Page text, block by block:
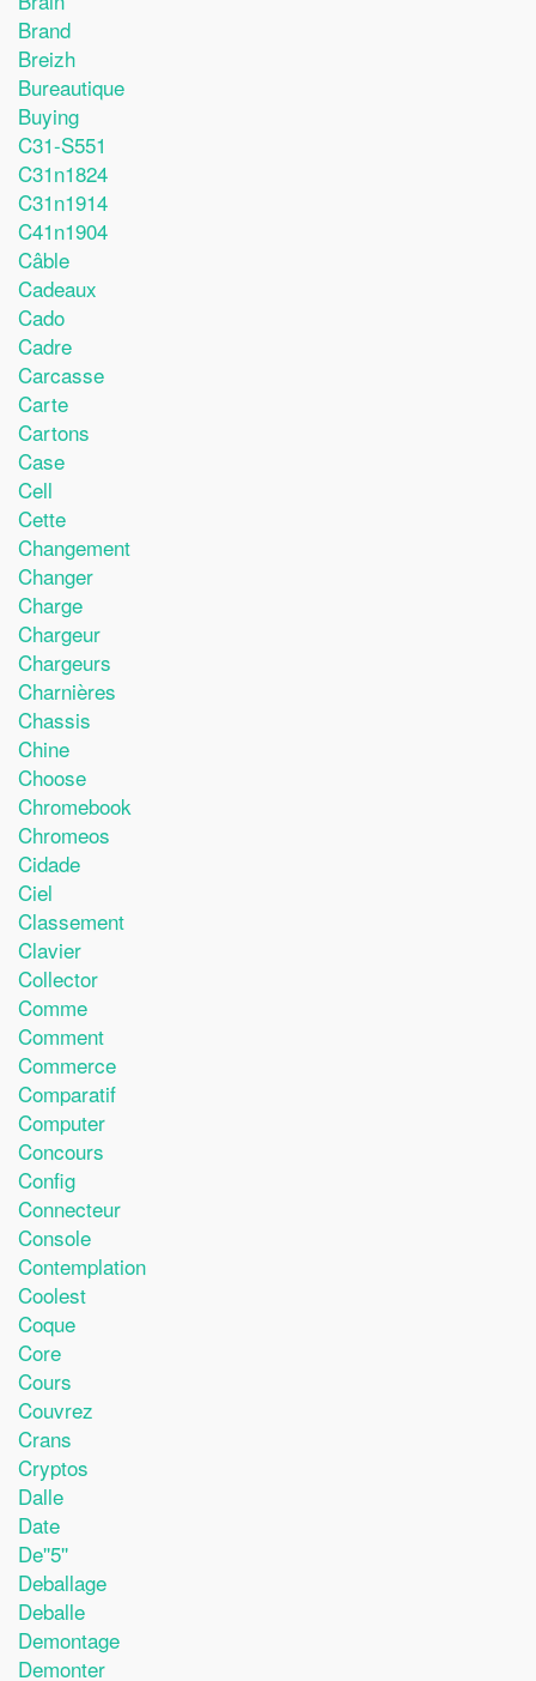
Brand
Breizh
Bureautique
Buying
C31-S551
C31n1824
C31n1914
C41n1904
Câble
Cadeaux
Cado
Cadre
Carcasse
Carte
Cartons
Case
Cell
Cette
Changement
Changer
Charge
Chargeur
Chargeurs
Charnières
Chassis
Chine
Choose
Chromebook
Chromeos
Cidade
Ciel
Classement
Clavier
Collector
Comme
Comment
Commerce
Comparatif
Computer
Concours
Config
Connecteur
Console
Contemplation
Coolest
Coque
Core
Cours
Couvrez
Crans
Cryptos
Dalle
Date
De''5''
Deballage
Deballe
Demontage
Demonter